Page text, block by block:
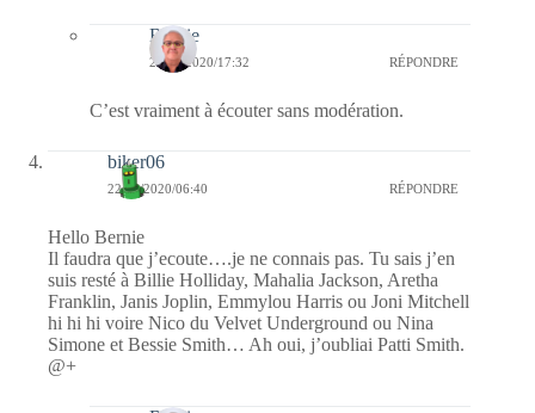
Bernie
22/03/2020/17:32 RÉPONDRE
C’est vraiment à écouter sans modération.
biker06
22/03/2020/06:40 RÉPONDRE
Hello Bernie
Il faudra que j’ecoute….je ne connais pas. Tu sais j’en
suis resté à Billie Holliday, Mahalia Jackson, Aretha
Franklin, Janis Joplin, Emmylou Harris ou Joni Mitchell
hi hi hi voire Nico du Velvet Underground ou Nina
Simone et Bessie Smith… Ah oui, j’oubliai Patti Smith.
@+